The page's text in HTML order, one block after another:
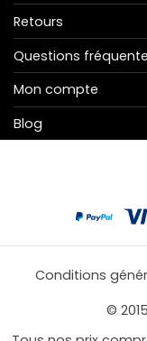
Retours
Questions
Mon compte
Blog
Conditions
©